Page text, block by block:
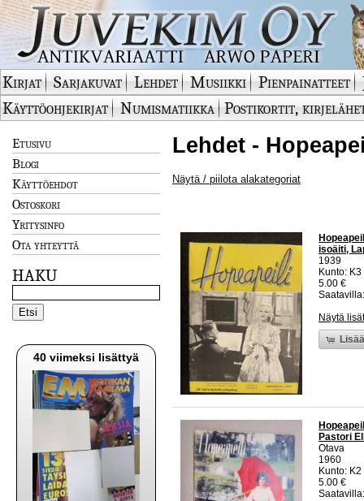
Kirjat Sarjakuvat Lehdet Musiikki Pienpainatteet
Käyttöohjekirjat
Numismatiikka Postikortit,
Etusivu
Blogi
Käyttöehdot
Ostoskori
Yritysinfo
Ota yhteyttä
HAKU
40 viimeksi lisättyä
Lehdet -
Näytä / piilota alakategoriat
isoäiti,
1939
Kunto:
5.00 €
Näytä
Pastori
Otava
1960
Kunto:
5.00 €